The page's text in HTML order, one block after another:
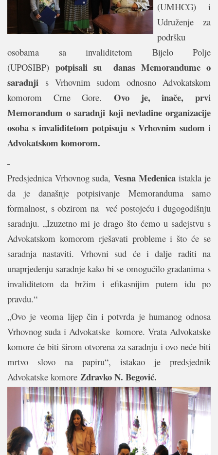
(UMHCG) i
Udruženje za
podršku
osobama sa invaliditetom Bijelo Polje
(UPOSIBP) potpisali su danas Memorandume o
saradnji s Vrhovnim sudom odnosno Advokatskom
komorom Crne Gore. Ovo je, inače, prvi
Memorandum o saradnji koji nevladine organizacije
osoba s invaliditetom potpisuju s Vrhovnim sudom i
Advokatskom komorom.
Predsjednica Vrhovnog suda, Vesna Medenicaistakla je
da je današnje potpisivanje
Memoranduma samo
formalnost, s obzirom na već postojeću i dugogodišnju
saradnju. „Izuzetno mi je drago što ćemo u sadejstvu s
Advokatskom komorom rješavati probleme i što će se
saradnja nastaviti. Vrhovni sud će i dalje raditi na
unaprjeđenju saradnje kako bi se omogućilo građanima s
invaliditetom da bržim i efikasnijim putem idu po
pravdu.“
„Ovo je veoma lijep čin i potvrda je humanog odnosa
Vrhovnog suda i Advokatske komore. Vrata Advokatske
komore će biti širom otvorena za saradnju i ovo neće biti
mrtvo slovo na papiru“, istakao je predsjednik
Advokatske komore Zdravko N. Begović.